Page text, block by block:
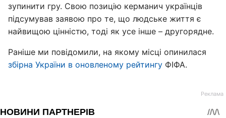
зупинити гру. Свою позицію керманич українців
підсумував заявою про те, що людське життя є
найвищою цінністю, тоді як усе інше – другорядне.
Раніше ми повідомили, на якому місці опинилася
збірна України в оновленому рейтингу ФІФА.